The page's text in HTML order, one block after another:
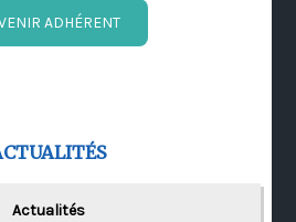
ADHÉRENT
Actualités